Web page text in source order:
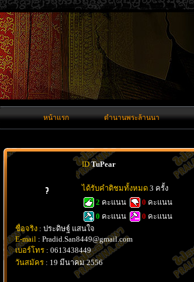
หน้าแรก ตำนานพระล้านนา
ID TuPear
ได้รับคำติชมทั้งหมด 3 ครั้ง
2 คะแนน 0 คะแนน
0 คะแนน 0 คะแนน
ชื่อจริง : ประดิษฐ์ แสนใจ
E-mail : Pradid.San8449@gmail.com
เบอร์โทร : 0613438449
วันสมัคร : 19 มีนาคม 2556